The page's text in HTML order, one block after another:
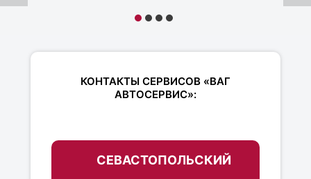
КОНТАКТЫ СЕРВИСОВ «ВАГ
АВТОСЕРВИС»:
СЕВАСТОПОЛЬСКИЙ